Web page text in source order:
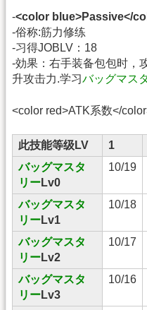
-<color blue>Passive</
-俗称:筋力修练
-习得JOBLV：18
-効果：右手装备包包时，
升攻击力.学习バッグマス
<color red>ATK系数</
此技能等级LV 1
バッグマスタ
リーLv0
10/19
バッグマスタ
リーLv1
10/18
バッグマスタ
リーLv2
10/17
バッグマスタ
リーLv3
10/16